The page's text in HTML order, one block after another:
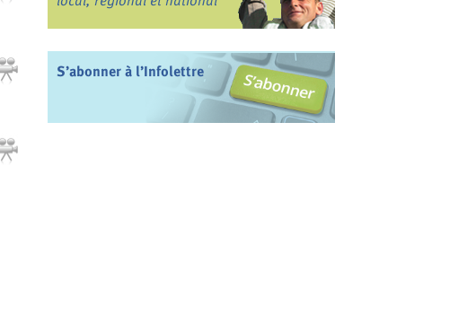
S’abonner à l’Infolettre